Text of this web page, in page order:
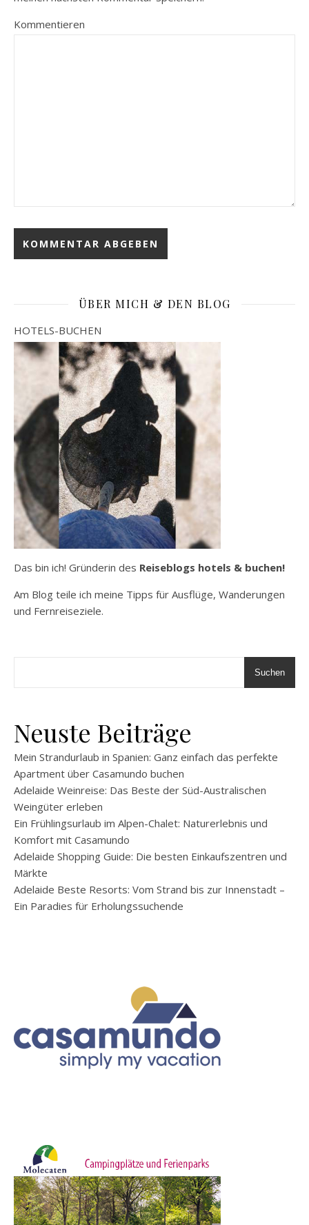
Kommentieren
ÜBER MICH & DEN BLOG
HOTELS-BUCHEN
Das bin ich! Gründerin des Reiseblogs hotels & buchen!
Am Blog teile ich meine Tipps für Ausflüge, Wanderungen
und Fernreiseziele.
Suchen
Neuste Beiträge
Mein Strandurlaub in Spanien: Ganz einfach das perfekte
Apartment über Casamundo buchen
Adelaide Weinreise: Das Beste der Süd-Australischen
Weingüter erleben
Ein Frühlingsurlaub im Alpen-Chalet: Naturerlebnis und
Komfort mit Casamundo
Adelaide Shopping Guide: Die besten Einkaufszentren und
Märkte
Adelaide Beste Resorts: Vom Strand bis zur Innenstadt –
Ein Paradies für Erholungssuchende